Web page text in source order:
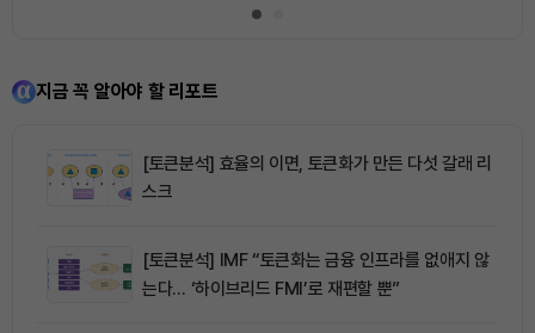
지금 꼭 알아야 할 리포트
[토큰분석] 효율의 이면, 토큰화가 만든 다섯 갈래 리
스크
[토큰분석] IMF “토큰화는 금융 인프라를 없애지 않
는다… ‘하이브리드 FMI’로 재편할 뿐”